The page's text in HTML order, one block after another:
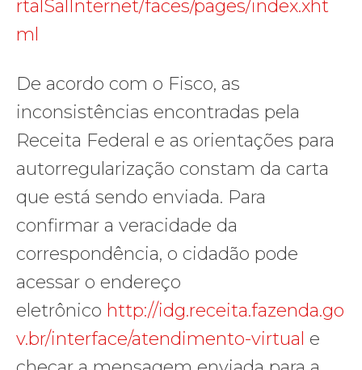
rtalSalInternet/faces/pages/index.xht
ml
De acordo com o Fisco, as
inconsistências encontradas pela
Receita Federal e as orientações para
autorregularização constam da carta
que está sendo enviada. Para
confirmar a veracidade da
correspondência, o cidadão pode
acessar o endereço
eletrônico http://idg.receita.fazenda.go
v.br/interface/atendimento-virtual e